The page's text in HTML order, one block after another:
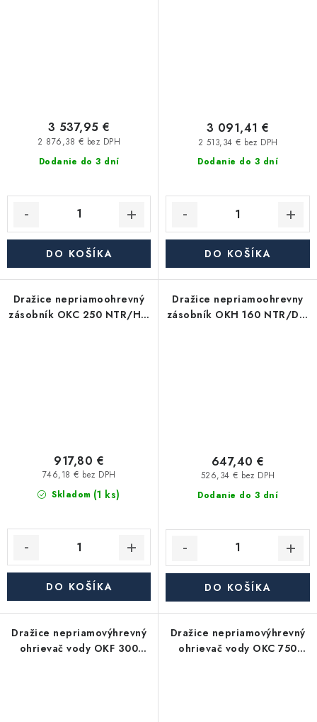
Dodanie do 3 dní
2 876,38 € bez DPH
3 537,95 €
DO KOŠÍKA
Dodanie do 3 dní
2 513,34 € bez DPH
3 091,41 €
DO KOŠÍKA
Dražice nepriamoohrevný
zásobník OKC 250 NTR/HP,
Skladom (1 ks)
746,18 € bez DPH
917,80 €
DO KOŠÍKA
Dražice nepriamoohrevny
zásobník OKH 160 NTR/DV,
Dodanie do 3 dní
526,34 € bez DPH
647,40 €
DO KOŠÍKA
Dražice nepriamovýhrevný
ohrievač vody OKF 300
Dražice nepriamovýhrevný
ohrievač vody OKC 750